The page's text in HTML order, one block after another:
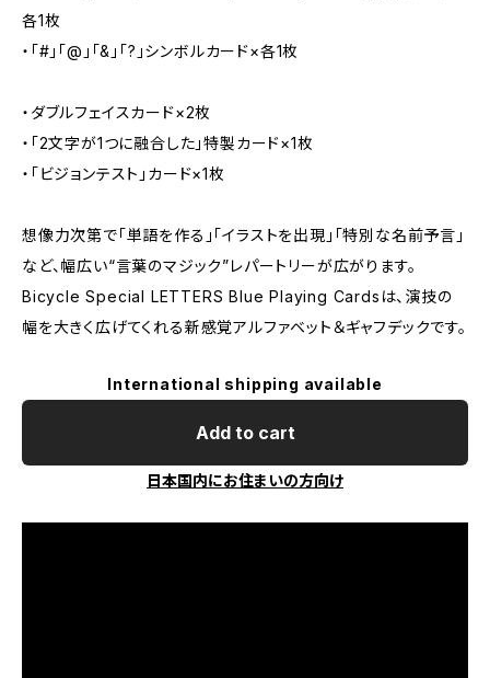
各1枚
・「#」「@」「&」「?」シンボルカード×各1枚
・ダブルフェイスカード×2枚
・「2文字が1つに融合した」特製カード×1枚
・「ビジョンテスト」カード×1枚
想像力次第で「単語を作る」「イラストを出現」「特別な名前予言」
など、幅広い“言葉のマジック”レパートリーが広がります。
Bicycle Special LETTERS Blue Playing Cardsは、演技の
幅を大きく広げてくれる新感覚アルファベット＆ギャフデックです。
International shipping available
Add to cart
日本国内にお住まいの方向け